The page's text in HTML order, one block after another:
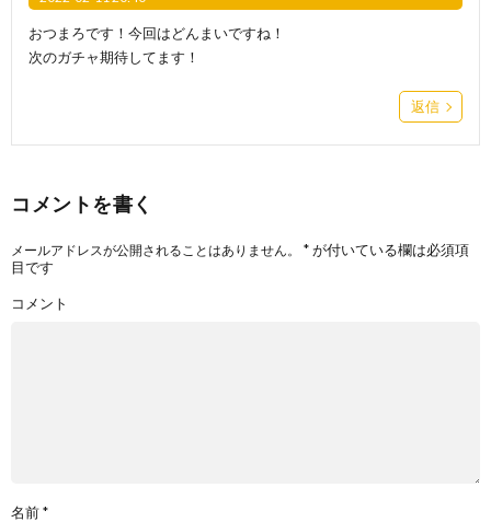
おつまろです！今回はどんまいですね！
次のガチャ期待してます！
返信
コメントを書く
メールアドレスが公開されることはありません。 *が付いている欄は必須項
目です
コメント
名前*